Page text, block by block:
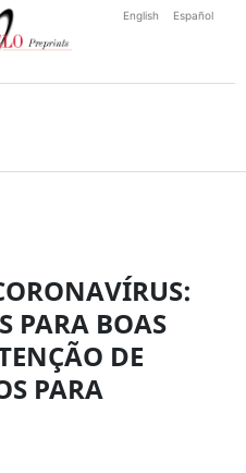
English Español
PARA BOAS
DE
PARA